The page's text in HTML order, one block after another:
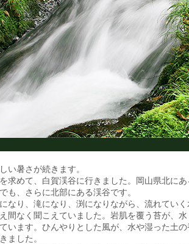
い暑さが続きます。
求めて、白賀渓谷に行きました。岡山県北に
も、さらに北部にある渓谷です。
なり、滝になり、渕になりながら、流れてい
間なく聞こえていました。岩肌を覆う苔が、
います。ひんやりとした風が、水や湿った土
ました。